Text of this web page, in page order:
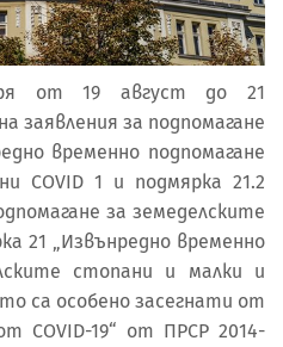
от 19 август до 21
заявления за подпомагане
временно подпомагане
COVID 1 и подмярка 21.2
за земеделските
21 „Извънредно временно
стопани и малки и
са особено засегнати от
COVID-19“ от ПРСР 2014-